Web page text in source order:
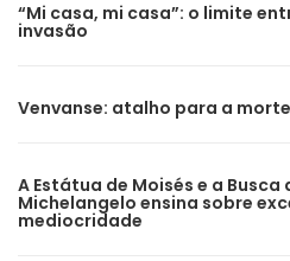
“Mi casa, mi casa”: o limite
invasão
Venvanse: atalho para a
A Estátua de Moisés e a
Michelangelo ensina sobre
mediocridade